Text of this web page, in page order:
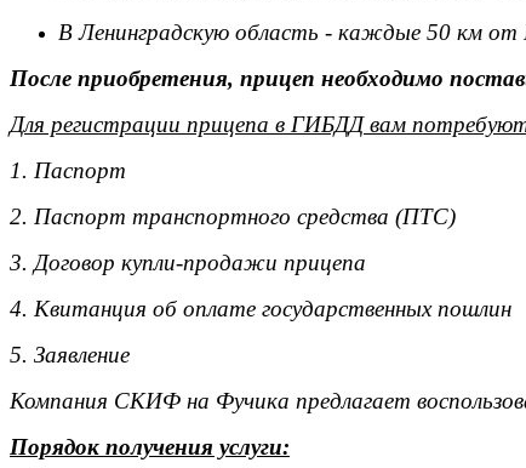
В Ленинградскую область - каждые 50 км от
После приобретения, прицеп необходимо
Для регистрации прицепа в ГИБДД вам
1. Паспорт
2. Паспорт транспортного средства (ПТС)
3. Договор купли-продажи прицепа
4. Квитанция об оплате государственных пошлин
5. Заявление
Компания СКИФ на Фучика предлагает
Порядок получения услуги: